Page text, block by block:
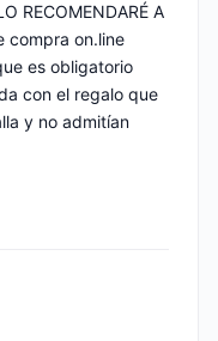
RECOMENDARÉ A
compra on.line
es obligatorio
con el regalo que
y no admitían